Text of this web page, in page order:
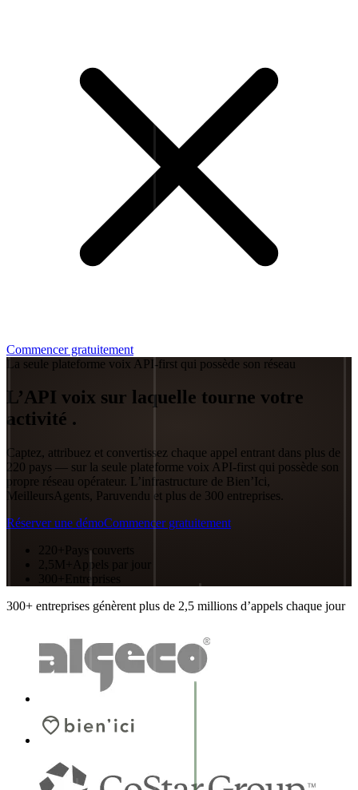
Commencer gratuitement
La seule plateforme voix API-first qui possède son réseau
L’API voix sur laquelle tourne votre
activité .
Captez, attribuez et convertissez chaque appel entrant dans plus de
220 pays — sur la seule plateforme voix API-first qui possède son
propre réseau opérateur. L’infrastructure de Bien’Ici,
MeilleursAgents, Paruvendu et plus de 300 entreprises.
Réserver une démoCommencer gratuitement
220+ Pays couverts
2,5M+ Appels par jour
300+ Entreprises
300+ entreprises génèrent plus de 2,5 millions d’appels chaque jour